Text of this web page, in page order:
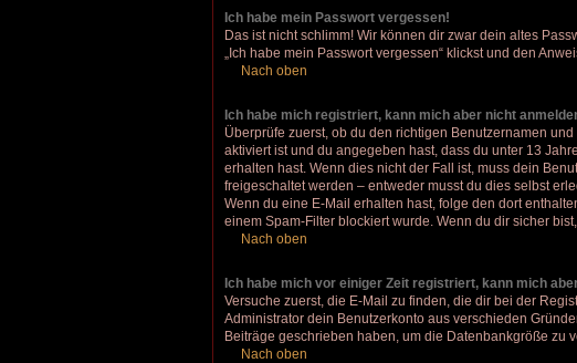
Ich habe mein Passwort vergessen!
Das ist nicht schlimm! Wir können dir zwar dein altes
„Ich habe mein Passwort vergessen“ klickst und den
Nach oben
Ich habe mich registriert, kann mich aber nicht
Überprüfe zuerst, ob du den richtigen Benutzernamen
aktiviert ist und du angegeben hast, dass du unter 13
erhalten hast. Wenn dies nicht der Fall ist, muss dein
freigeschaltet werden – entweder musst du dies selbst
Wenn du eine E-Mail erhalten hast, folge den dort
einem Spam-Filter blockiert wurde. Wenn du dir sicher
Nach oben
Ich habe mich vor einiger Zeit registriert, kann mich
Versuche zuerst, die E-Mail zu finden, die dir bei der
Administrator dein Benutzerkonto aus verschieden
Beiträge geschrieben haben, um die Datenbankgröße zu
Nach oben